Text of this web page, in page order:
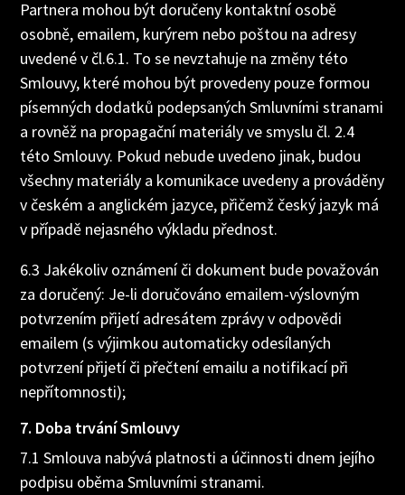
Partnera mohou být doručeny kontaktní osobě
osobně, emailem, kurýrem nebo poštou na adresy
uvedené v čl.6.1. To se nevztahuje na změny této
Smlouvy, které mohou být provedeny pouze formou
písemných dodatků podepsaných Smluvními stranami
a rovněž na propagační materiály ve smyslu čl. 2.4
této Smlouvy. Pokud nebude uvedeno jinak, budou
všechny materiály a komunikace uvedeny a prováděny
v českém a anglickém jazyce, přičemž český jazyk má
v případě nejasného výkladu přednost.
6.3 Jakékoliv oznámení či dokument bude považován
za doručený: Je-li doručováno emailem-výslovným
potvrzením přijetí adresátem zprávy v odpovědi
emailem (s výjimkou automaticky odesílaných
potvrzení přijetí či přečtení emailu a notifikací při
nepřítomnosti);
7. Doba trvání Smlouvy
7.1 Smlouva nabývá platnosti a účinnosti dnem jejího
podpisu oběma Smluvními stranami.